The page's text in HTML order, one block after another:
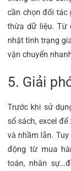
cần chọn đối tác
thừa dữ liệu. Từ
nhật tình trạng
vận chuyển
5. Giải
Trước khi sử
sổ sách, excel
và nhầm lẫn.
động từ mua
toán, nhân